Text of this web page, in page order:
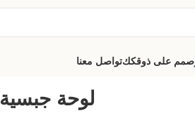
صمم على ذوقككتواصل معنا
لوحة جبسية